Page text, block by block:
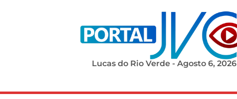
Lucas do Rio Verde - Agosto 6, 2026